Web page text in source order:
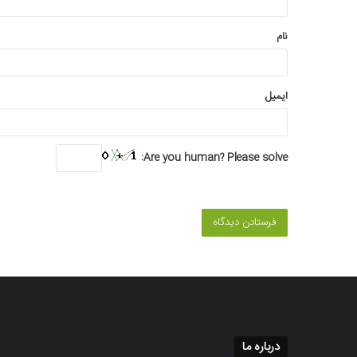
*
نام
ایمیل
Are you human? Please solve:
درباره ما